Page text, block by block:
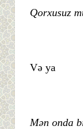
Qorxusuz
Və ya
Mən onda